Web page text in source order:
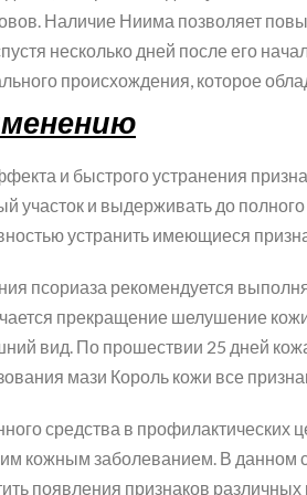
Наличие Ниима позволяет
несколько дней после его
происхождения, которое
и быстрого устранения
участок и выдерживать до
устранить имеющиеся
псориаза рекомендуется
прекращение шелушение
вид. По прошествии 25 дней
мази Король кожи все
средства в профилактических
кожным заболеванием. В данном
появления признаков